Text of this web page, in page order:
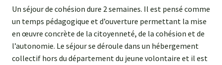
Un séjour de cohésion dure 2 semaines. Il est pensé comme
un temps pédagogique et d’ouverture permettant la mise
en œuvre concrète de la citoyenneté, de la cohésion et de
l’autonomie. Le séjour se déroule dans un hébergement
collectif hors du département du jeune volontaire et il est